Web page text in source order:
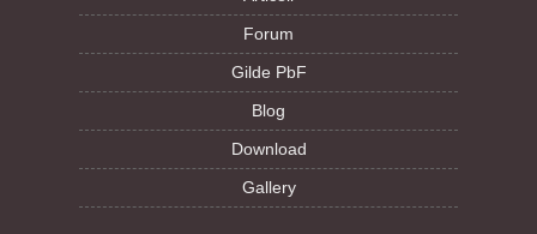
Forum
Gilde PbF
Blog
Download
Gallery